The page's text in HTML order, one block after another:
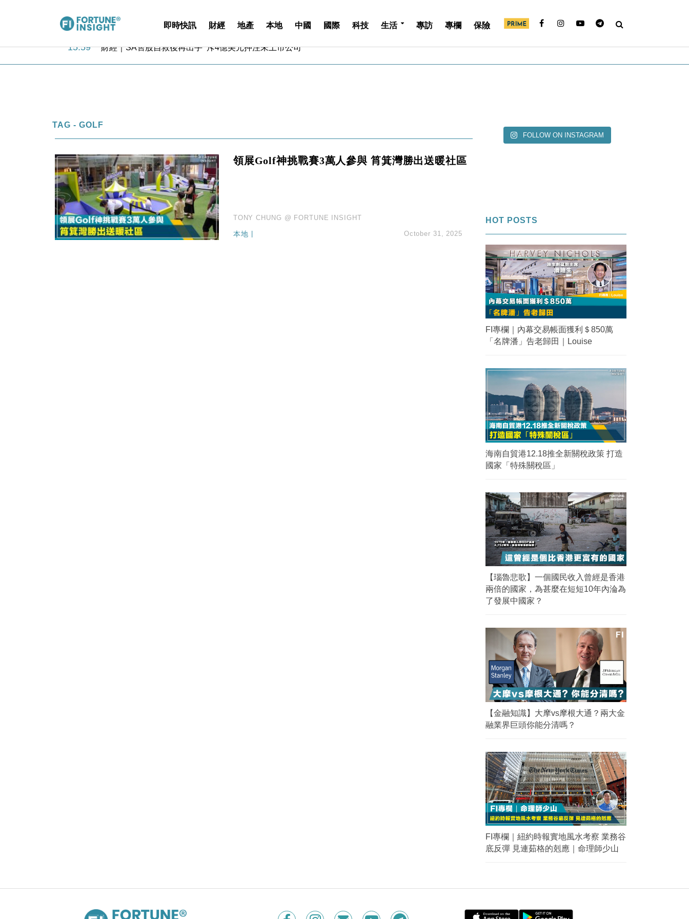
即時快訊 財經 地產 本地 中國 國際 科技 生活 專訪 專欄 保險
15:59 財經｜SA售股自救後再出手 斥4億美元押注未上市公司
10:57 財經｜美商務部擬擴大金屬關稅範圍 14類產品或加徵25%
18:15 本地｜新世界K11 9月升級會員制度 增鉑金卡級別鎖定高消費客群
16:33 財經｜滙控重啟最多10億美元回購 派息比率目標維持50%
15:59 財經｜SA售股自救後再出手 斥4億美元押注未上市公司
11:30 財經｜精星香港夥菜鳥拓全球智慧倉儲市場 加快海外市場落地
14:50 地產｜大酒店中期轉賺2300萬元 斥21億翻新香港及東京半島
13:12 國際｜特朗普赴洛杉磯高球場活動前 男子攜槍彈被捕
12:30 財經｜香港7月PMI回落至51 企業擴張放慢兼縮減人手
11:40 財經｜黑石傳再籌逾360億美元 支援Anthropic租用Google晶片
TAG - GOLF
領展Golf神挑戰賽3萬人參與 筲箕灣勝出送暖社區
TONY CHUNG @ FORTUNE INSIGHT
本地 October 31, 2025
FOLLOW ON INSTAGRAM
HOT POSTS
FI專欄｜內幕交易帳面獲利＄850萬
「名牌潘」告老歸田｜Louise
海南自貿港12.18推全新關稅政策 打造
國家「特殊關稅區」
【瑙魯悲歌】一個國民收入曾經是香港
兩倍的國家，為甚麼在短短10年內淪為
了發展中國家？
【金融知識】大摩vs摩根大通？兩大金
融業界巨頭你能分清嗎？
FI專欄｜紐約時報實地風水考察 業務谷
底反彈 見連茹格的剋應｜命理師少山